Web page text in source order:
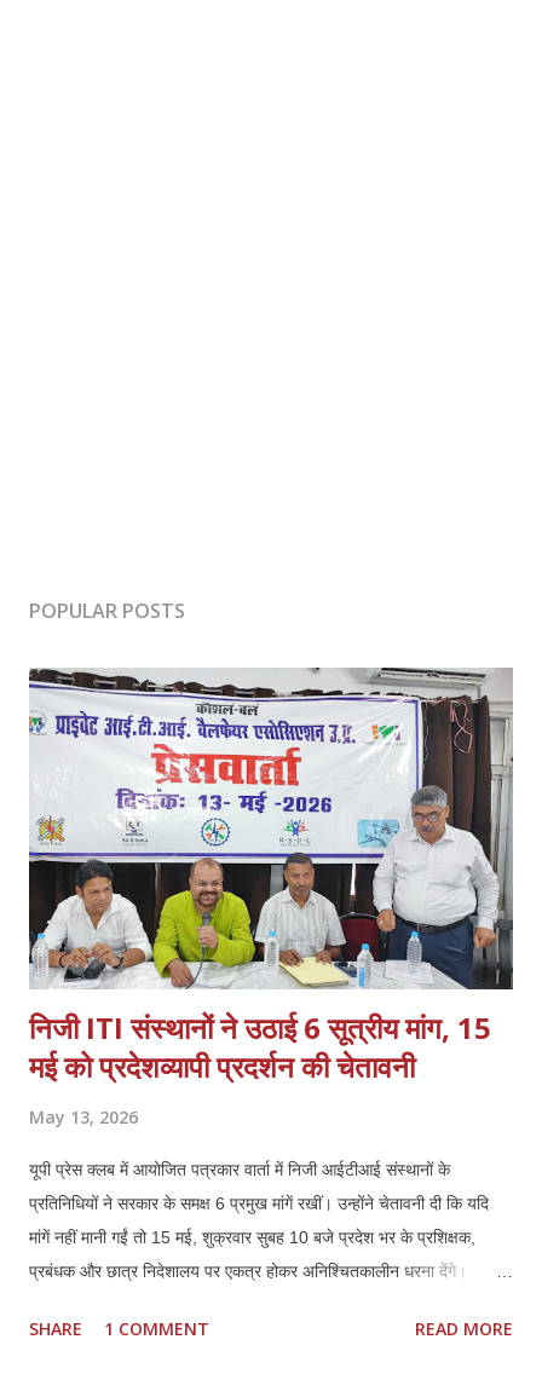
POPULAR POSTS
निजी ITI संस्थानों ने उठाई 6 सूत्रीय मांग, 15
मई को प्रदेशव्यापी प्रदर्शन की चेतावनी
May 13, 2026
यूपी प्रेस क्लब में आयोजित पत्रकार वार्ता में निजी आईटीआई संस्थानों के
प्रतिनिधियों ने सरकार के समक्ष 6 प्रमुख मांगें रखीं। उन्होंने चेतावनी दी कि यदि
मांगें नहीं मानी गईं तो 15 मई, शुक्रवार सुबह 10 बजे प्रदेश भर के प्रशिक्षक,
प्रबंधक और छात्र निदेशालय पर एकत्र होकर अनिश्चितकालीन धरना देंगे।
लेकिन मौजूदा नीतियों से संस्थानों की आर्थिक और प्रशासनिक स्थिति प्रभावित हो
SHARE 1 COMMENT READ MORE